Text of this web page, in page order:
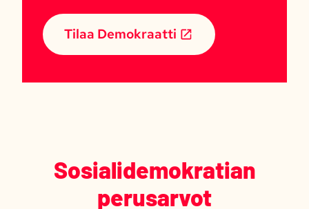
Tilaa Demokraatti
Sosialidemokratian
perusarvot